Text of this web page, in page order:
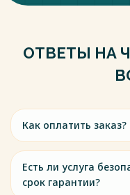
ОТВЕТЫ НА
Как оплатить заказ?
Есть ли услуга
срок гарантии?